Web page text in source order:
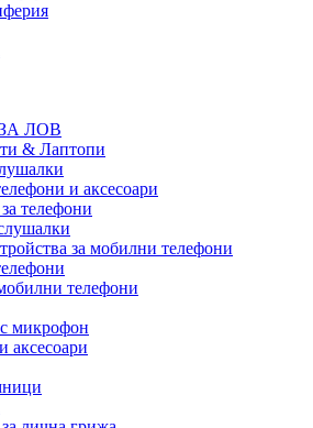
ЛОВ
& Лаптопи
и аксесоари
телефони
за мобилни телефони
телефони
микрофон
аксесоари